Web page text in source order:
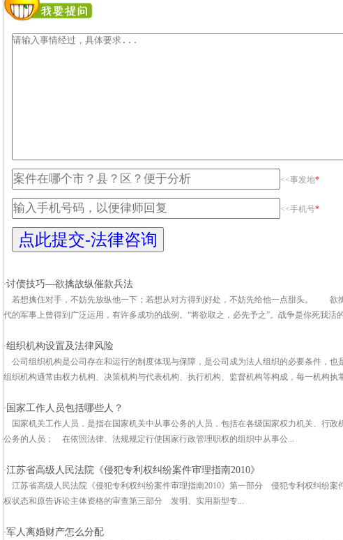
<<事发地*
<<手机号*
·讨债技巧—欲擒故纵催款兵法
若想擒住对手，不妨先放纵他一下；若想从对方得到好处，不妨先给他一点甜头。 欲
代的军事上曾得到广泛运用，有许多成功的战例。“将欲取之，必先予之”。战争是你死我活
·组织机构设置及法律风险
公司组织机构是公司存在和运行的制度体现与保障，是公司成为法人组织的必要条件，也
组织机构通常由权力机构、决策机构与代表机构、执行机构、监督机构等构成，每一机构执
· 国家工作人员包括哪些人？
国家机关工作人员，是指在国家机关中从事公务的人员，包括在各级国家权力机关、行政
公务的人员； 在依照法律、法规规定行使国家行政管理职权的组织中从事公...
·江苏省高级人民法院《侵犯专利权纠纷案件审理指南2010》
江苏省高级人民法院《侵犯专利权纠纷案件审理指南2010》第一部分 侵犯专利权纠纷
权状态和原告诉讼主体资格的审查第三部分 发明、实用新型专...
·军人离婚财产怎么分配